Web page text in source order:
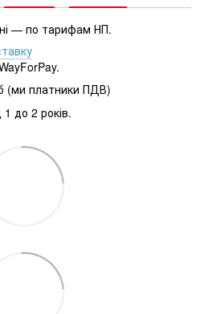
— по тарифам НП.
(ми платники ПДВ)
1 до 2 років.